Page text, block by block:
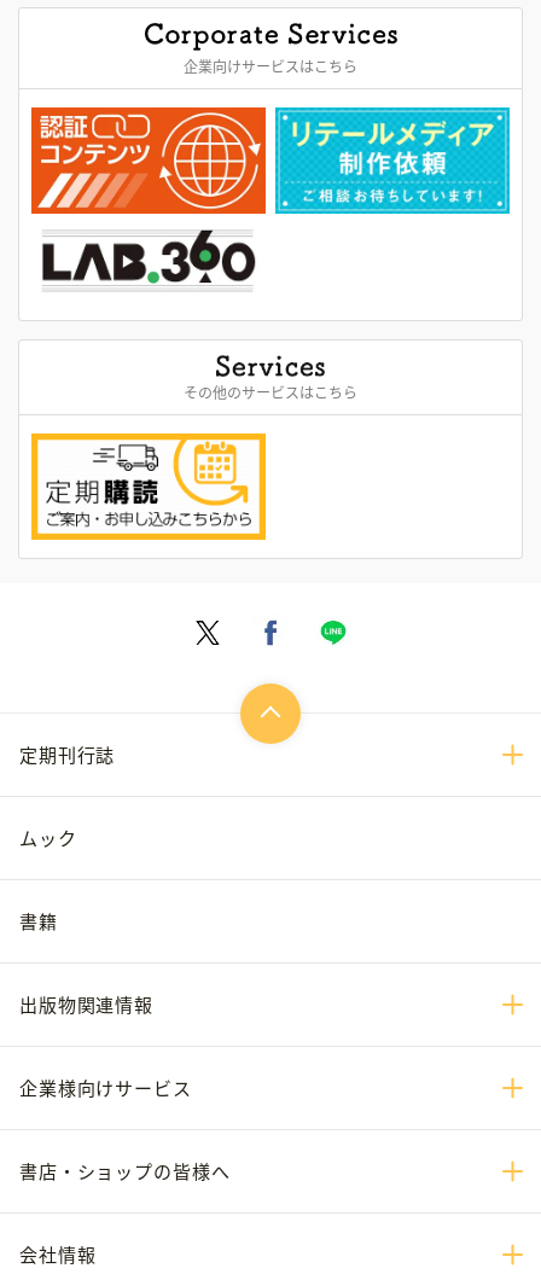
企業向けサービスはこちら
その他のサービスはこちら
定期刊行誌
ムック
書籍
出版物関連情報
企業様向けサービス
書店・ショップの皆様へ
会社情報